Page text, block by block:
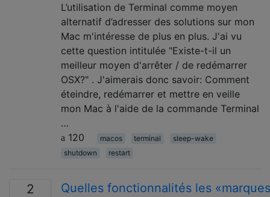
L’utilisation de Terminal comme moyen
alternatif d’adresser des solutions sur mon
Mac m'intéresse de plus en plus. J'ai vu
cette question intitulée "Existe-t-il un
meilleur moyen d'arrêter / de redémarrer
OSX?" . J'aimerais donc savoir: Comment
éteindre, redémarrer et mettre en veille
mon Mac à l'aide de la commande Terminal
…
120
macos terminal
sleep-wake
shutdown
restart
2
Quelles fonctionnalités les